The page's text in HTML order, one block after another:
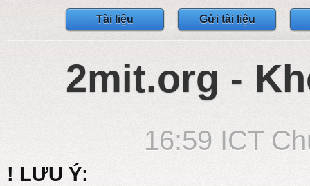
Tài liệu Gửi tài liệu
2mit.org -
16:59 ICT
! LƯU Ý: